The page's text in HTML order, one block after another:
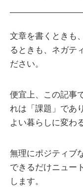
文章を書くときも
るときも、ネガテ
ださい。
便宜上、この記事
れは「課題」であ
よい暮らしに変わ
無理にポジティブ
できるだけニュー
します。